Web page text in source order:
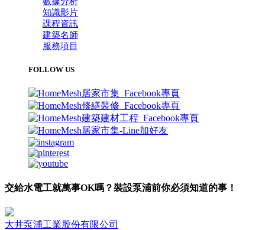
知識影片
課程資訊
建築名師
服務項目
FOLLOW US
交給水電工就萬事OK嗎？裝設泵浦前你必須知道的事！
大井泵浦工業股份有限公司